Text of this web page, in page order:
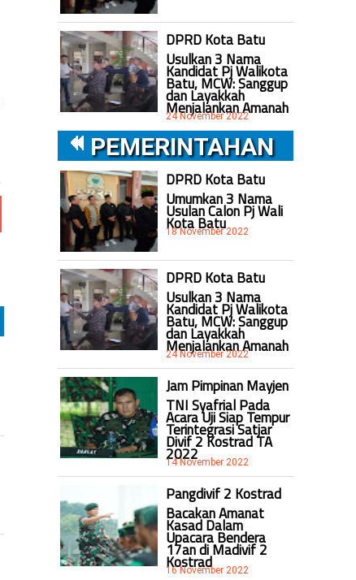
DPRD Kota Batu
Usulkan 3 Nama
Kandidat Pj Walikota
Batu, MCW: Sanggup
dan Layakkah
Menjalankan Amanah
24 November 2022
PEMERINTAHAN
DPRD Kota Batu
Umumkan 3 Nama
Usulan Calon Pj Wali
Kota Batu
18 November 2022
DPRD Kota Batu
Usulkan 3 Nama
Kandidat Pj Walikota
Batu, MCW: Sanggup
dan Layakkah
Menjalankan Amanah
24 November 2022
Jam Pimpinan Mayjen
TNI Syafrial Pada
Acara Uji Siap Tempur
Terintegrasi Satjar
Divif 2 Kostrad TA
2022
14 November 2022
Pangdivif 2 Kostrad
Bacakan Amanat
Kasad Dalam
Upacara Bendera
17an di Madivif 2
Kostrad
16 November 2022